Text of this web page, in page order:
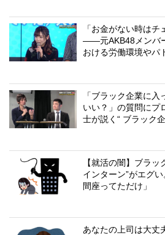
「お金がない時はチ
——元AKB48メンバ
おける労働環境やパ
「ブラック企業に
いい？」の質問にプ
士が説く“ ブラック
【就活の闇】ブラ
インターン”がエグ
間座ってただけ」
あなたの上司は大丈